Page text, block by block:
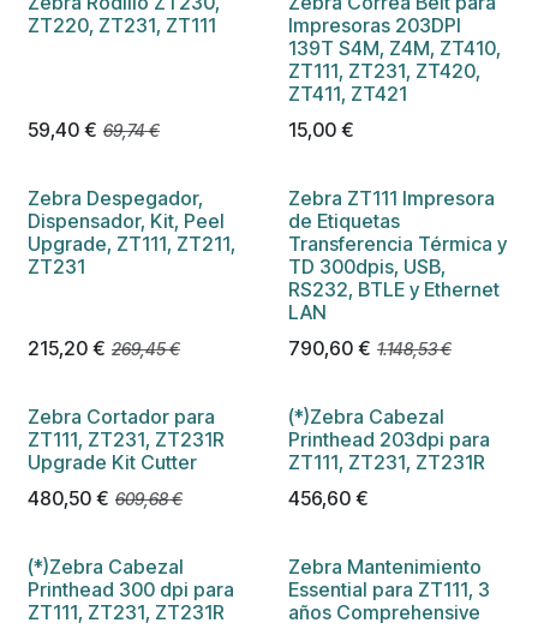
ZT220, ZT231, ZT111
59,40 € 69,74€
Impresoras 203DPI
139T S4M, Z4M, ZT410,
ZT111, ZT231, ZT420,
ZT411, ZT421
15,00€
Zebra Despegador,
Dispensador, Kit, Peel
Upgrade, ZT111, ZT211,
ZT231
215,20 € 269,45€
Zebra ZT111 Impresora
de Etiquetas
Transferencia Térmica y
TD 300dpis, USB,
RS232, BTLE y Ethernet
LAN
790,60€ 1.148,53€
Zebra Cortador para
ZT111, ZT231, ZT231R
Upgrade Kit Cutter
480,50 € 609,68€
(*)Zebra Cabezal
Printhead 203dpi para
ZT111, ZT231, ZT231R
456,60€
(*)Zebra Cabezal
Printhead 300 dpi para
ZT111, ZT231, ZT231R
Zebra Mantenimiento
Essential para ZT111, 3
años Comprehensive